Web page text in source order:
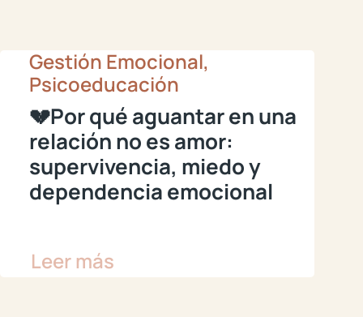
Gestión Emocional,
Psicoeducación
💔Por qué aguantar en una
relación no es amor:
supervivencia, miedo y
dependencia emocional
Leer más